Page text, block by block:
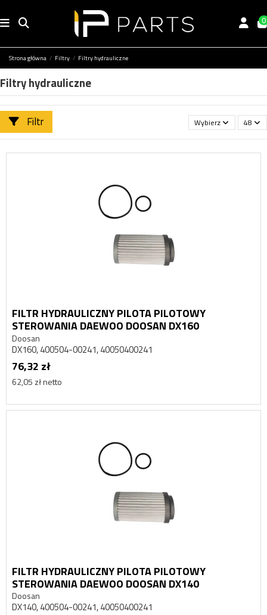
0
Strona główna Filtry Filtry hydrauliczne
Filtry hydrauliczne
Filtr Wybierz 48
FILTR HYDRAULICZNY PILOTA PILOTOWY
STEROWANIA DAEWOO DOOSAN DX160
Doosan
DX160, 400504-00241, 40050400241
76,32 zł
62,05 zł netto
FILTR HYDRAULICZNY PILOTA PILOTOWY
STEROWANIA DAEWOO DOOSAN DX140
Doosan
DX140, 400504-00241, 40050400241